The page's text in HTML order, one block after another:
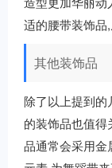
适的腰带装饰品,
其他装饰品
除了以上提到的
的装饰品也值
品通常会采用金